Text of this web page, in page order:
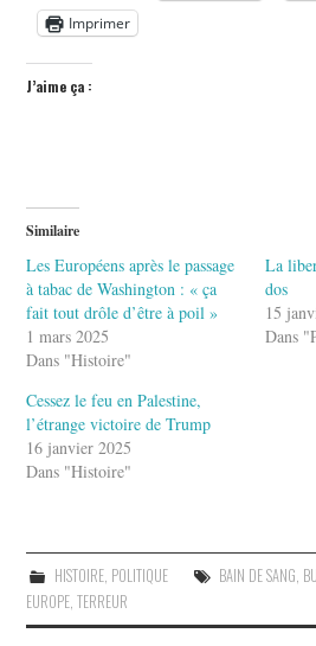
Imprimer
J’aime ça :
Similaire
Les Européens après le passage
à tabac de Washington : « ça
fait tout drôle d’être à poil »
1 mars 2025
Dans "Histoire"
La
dos
15
Dans
Cessez le feu en Palestine,
l’étrange victoire de Trump
16 janvier 2025
Dans "Histoire"
HISTOIRE, POLITIQUE BAIN DE SANG
EUROPE ,TERREUR